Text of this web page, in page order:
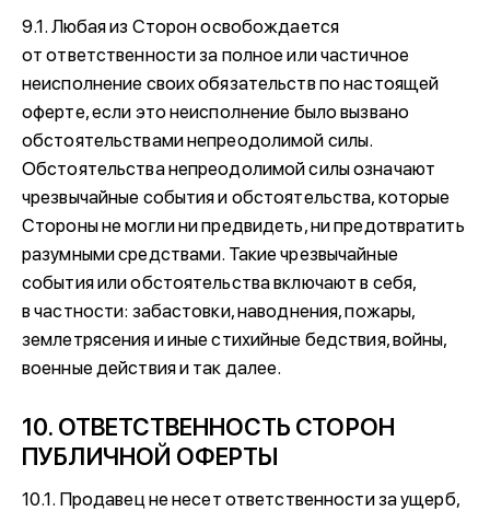
9.1. Любая из Сторон освобождается
от ответственности за полное или частичное
неисполнение своих обязательств по настоящей
оферте, если это неисполнение было вызвано
обстоятельствами непреодолимой силы.
Обстоятельства непреодолимой силы означают
чрезвычайные события и обстоятельства, которые
Стороны не могли ни предвидеть, ни предотвратить
разумными средствами. Такие чрезвычайные
события или обстоятельства включают в себя,
в частности: забастовки, наводнения, пожары,
землетрясения и иные стихийные бедствия, войны,
военные действия и так далее.
10. ОТВЕТСТВЕННОСТЬ СТОРОН
ПУБЛИЧНОЙ ОФЕРТЫ
10.1. Продавец не несет ответственности за ущерб,